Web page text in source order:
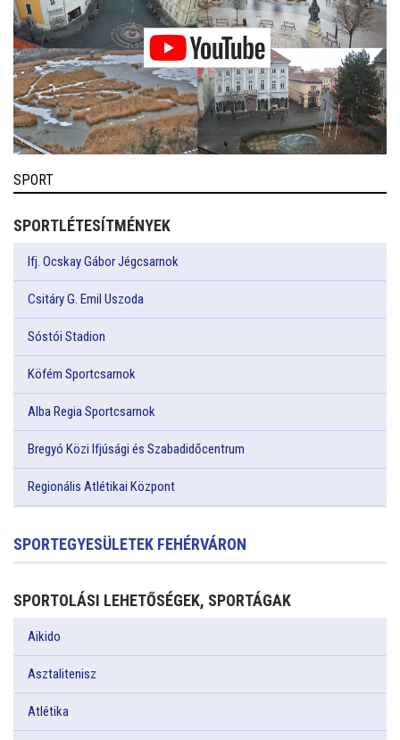
SPORT
SPORTLÉTESÍTMÉNYEK
Ifj. Ocskay Gábor Jégcsarnok
Csitáry G. Emil Uszoda
Sóstói Stadion
Köfém Sportcsarnok
Alba Regia Sportcsarnok
Bregyó Közi Ifjúsági és Szabadidőcentrum
Regionális Atlétikai Központ
SPORTEGYESÜLETEK FEHÉRVÁRON
SPORTOLÁSI LEHETŐSÉGEK, SPORTÁGAK
Aikido
Asztalitenisz
Atlétika